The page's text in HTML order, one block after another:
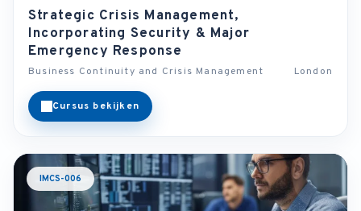
Strategic Crisis Management,
Incorporating Security & Major
Emergency Response
Business Continuity and Crisis Management London
Cursus bekijken
IMCS-006